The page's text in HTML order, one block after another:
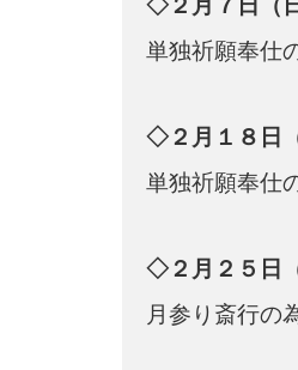
◇２月７日（日
単独祈願奉仕
◇２月１８日
単独祈願奉仕
◇２月２５日
月参り斎行の